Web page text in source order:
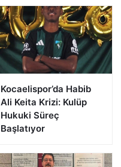
Kocaelispor’da Habib
Ali Keita Krizi: Kulüp
Hukuki Süreç
Başlatıyor